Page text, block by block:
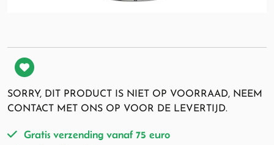
SORRY, DIT PRODUCT IS NIET OP VOORRAAD, NEEM
CONTACT MET ONS OP VOOR DE LEVERTIJD.
Gratis verzending vanaf 75 euro